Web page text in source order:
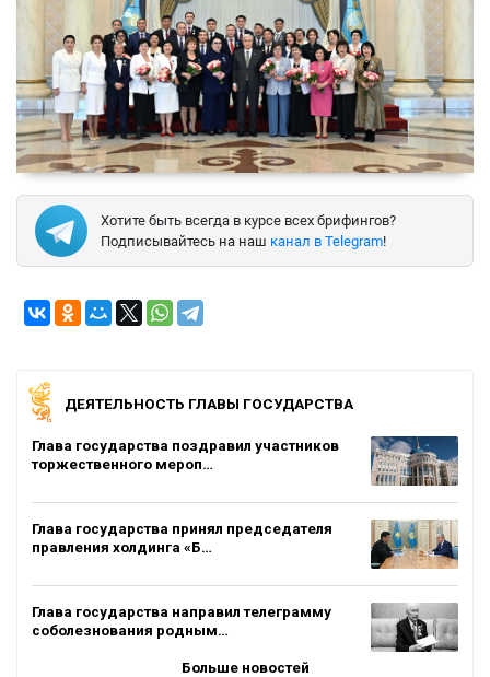
Хотите быть всегда в курсе всех брифингов?
Подписывайтесь на наш канал в Telegram!
ДЕЯТЕЛЬНОСТЬ ГЛАВЫ ГОСУДАРСТВА
Глава государства поздравил участников
торжественного мероп…
Глава государства принял председателя
правления холдинга «Б…
Глава государства направил телеграмму
соболезнования родным…
Больше новостей